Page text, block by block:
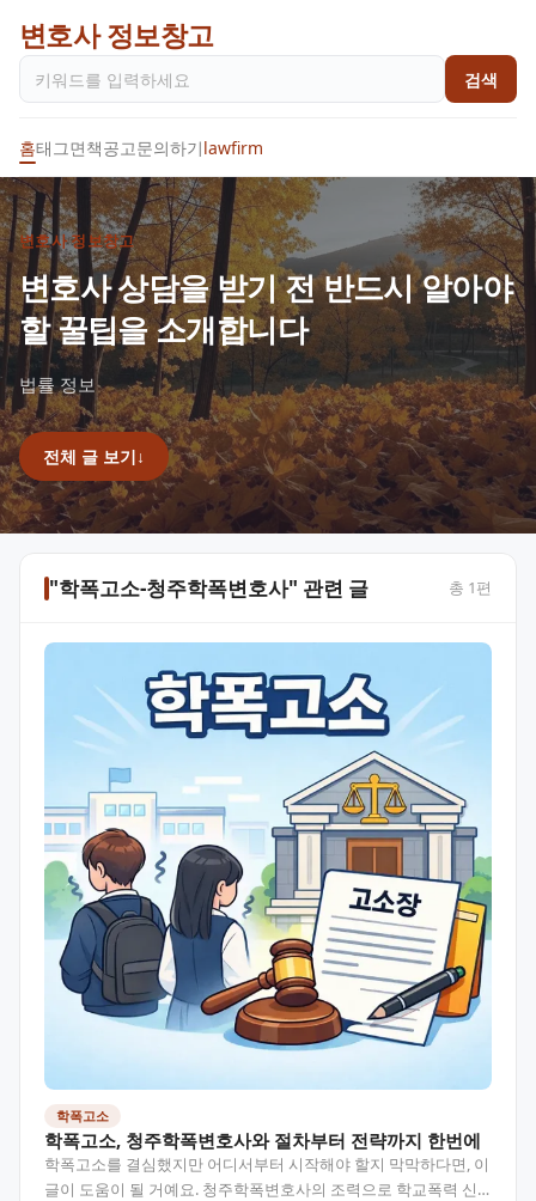
변호사 정보창고
검색
홈태그면책공고문의하기lawfirm
변호사 정보창고
변호사 상담을 받기 전 반드시 알아야
할 꿀팁을 소개합니다
법률 정보
전체 글 보기↓
"학폭고소-청주학폭변호사" 관련 글 총 1편
학폭고소
학폭고소, 청주학폭변호사와 절차부터 전략까지 한번에
학폭고소를 결심했지만 어디서부터 시작해야 할지 막막하다면, 이
글이 도움이 될 거예요. 청주학폭변호사의 조력으로 학교폭력 신